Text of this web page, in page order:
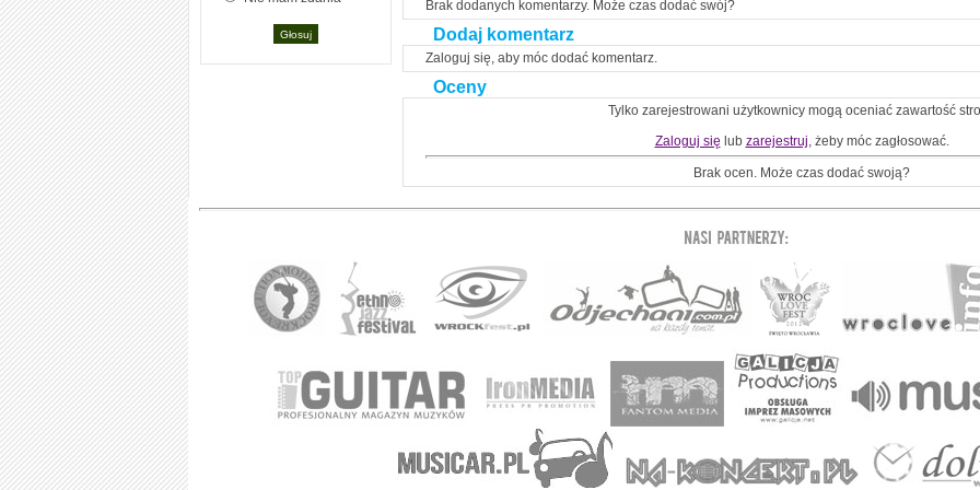
Brak dodanych komentarzy. Może czas dodać swój?
Dodaj komentarz
Zaloguj się, aby móc dodać komentarz.
Oceny
Tylko zarejestrowani użytkownicy mogą oceniać zawartość
Zaloguj się lub zarejestruj, żeby móc zagłosować.
Brak ocen. Może czas dodać swoją?